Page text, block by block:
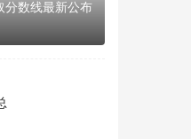
数线最新公布